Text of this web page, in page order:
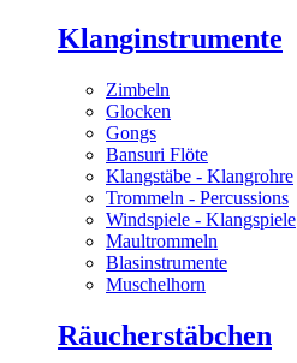
Klanginstrumente
Zimbeln
Glocken
Gongs
Bansuri Flöte
Klangstäbe - Klangrohre
Trommeln - Percussions
Windspiele - Klangspiele
Maultrommeln
Blasinstrumente
Muschelhorn
Räucherstäbchen